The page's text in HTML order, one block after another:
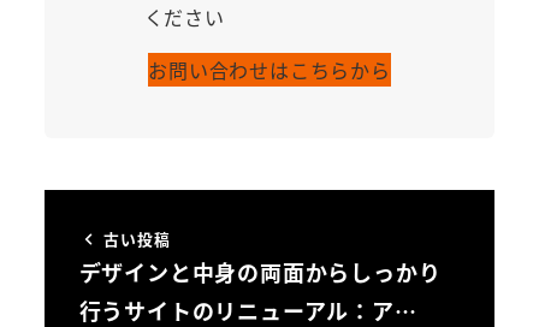
ください
お問い合わせはこちらから
古い投稿
デザインと中身の両面からしっかり
行うサイトのリニューアル：ア…